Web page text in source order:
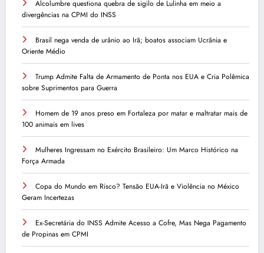
Alcolumbre questiona quebra de sigilo de Lulinha em meio a
divergências na CPMI do INSS
Brasil nega venda de urânio ao Irã; boatos associam Ucrânia e
Oriente Médio
Trump Admite Falta de Armamento de Ponta nos EUA e Cria Polêmica
sobre Suprimentos para Guerra
Homem de 19 anos preso em Fortaleza por matar e maltratar mais de
100 animais em lives
Mulheres Ingressam no Exército Brasileiro: Um Marco Histórico na
Força Armada
Copa do Mundo em Risco? Tensão EUA-Irã e Violência no México
Geram Incertezas
Ex-Secretária do INSS Admite Acesso a Cofre, Mas Nega Pagamento
de Propinas em CPMI